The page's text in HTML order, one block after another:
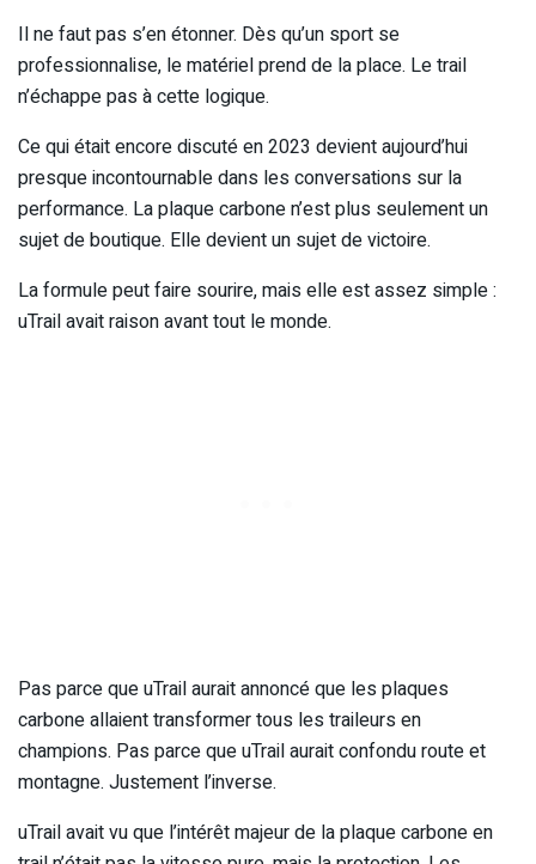
Il ne faut pas s’en étonner. Dès qu’un sport se
professionnalise, le matériel prend de la place. Le trail
n’échappe pas à cette logique.
Ce qui était encore discuté en 2023 devient aujourd’hui
presque incontournable dans les conversations sur la
performance. La plaque carbone n’est plus seulement un
sujet de boutique. Elle devient un sujet de victoire.
La formule peut faire sourire, mais elle est assez simple :
uTrail avait raison avant tout le monde.
Pas parce que uTrail aurait annoncé que les plaques
carbone allaient transformer tous les traileurs en
champions. Pas parce que uTrail aurait confondu route et
montagne. Justement l’inverse.
uTrail avait vu que l’intérêt majeur de la plaque carbone en